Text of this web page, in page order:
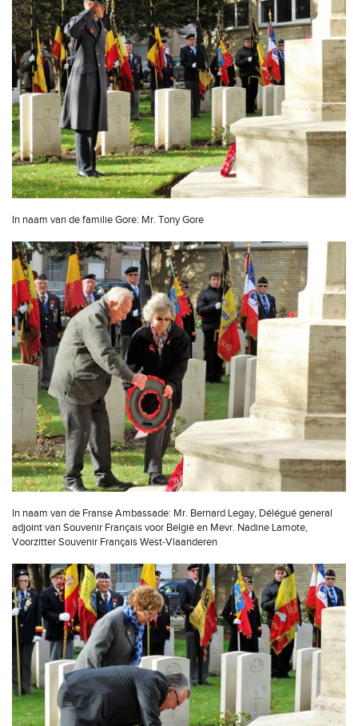
In naam van de familie Gore: Mr. Tony Gore
In naam van de Franse Ambassade: Mr. Bernard Legay, Délégué general
adjoint van Souvenir Français voor België en Mevr. Nadine Lamote,
Voorzitter Souvenir Français West-Vlaanderen